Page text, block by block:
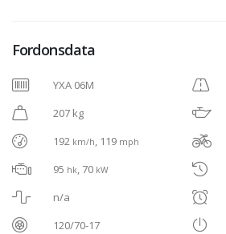
Fordonsdata
YXA 06M
207 kg
192 km/h, 119 mph
95 hk, 70 kW
n/a
120/70-17